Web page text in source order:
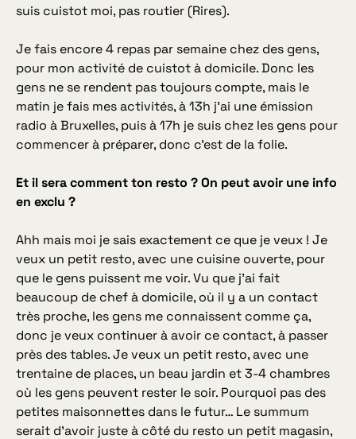
suis cuistot moi, pas routier (Rires).
Je fais encore 4 repas par semaine chez des gens,
pour mon activité de cuistot à domicile. Donc les
gens ne se rendent pas toujours compte, mais le
matin je fais mes activités, à 13h j’ai une émission
radio à Bruxelles, puis à 17h je suis chez les gens pour
commencer à préparer, donc c’est de la folie.
Et il sera comment ton resto ? On peut avoir une info
en exclu ?
Ahh mais moi je sais exactement ce que je veux ! Je
veux un petit resto, avec une cuisine ouverte, pour
que le gens puissent me voir. Vu que j’ai fait
beaucoup de chef à domicile, où il y a un contact
très proche, les gens me connaissent comme ça,
donc je veux continuer à avoir ce contact, à passer
près des tables. Je veux un petit resto, avec une
trentaine de places, un beau jardin et 3-4 chambres
où les gens peuvent rester le soir. Pourquoi pas des
petites maisonnettes dans le futur… Le summum
serait d’avoir juste à côté du resto un petit magasin,